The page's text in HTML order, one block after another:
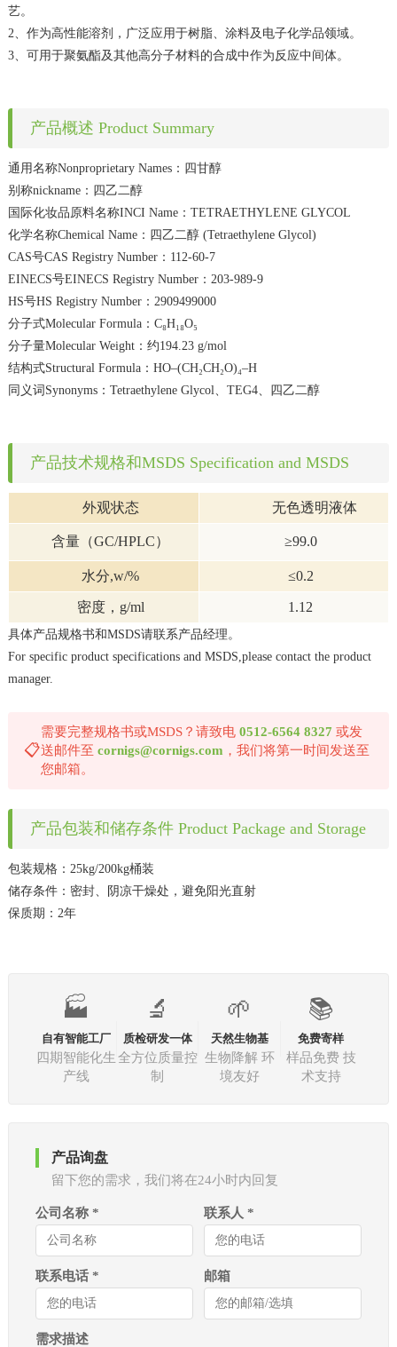
艺。
2、作为高性能溶剂，广泛应用于树脂、涂料及电子化学品领域。
3、可用于聚氨酯及其他高分子材料的合成中作为反应中间体。
产品概述 Product Summary
通用名称Nonproprietary Names：四甘醇
别称nickname：四乙二醇
国际化妆品原料名称INCI Name：TETRAETHYLENE GLYCOL
化学名称Chemical Name：四乙二醇 (Tetraethylene Glycol)
CAS号CAS Registry Number：112-60-7
EINECS号EINECS Registry Number：203-989-9
HS号HS Registry Number：2909499000
分子式Molecular Formula：C₈H₁₈O₅
分子量Molecular Weight：约194.23 g/mol
结构式Structural Formula：HO–(CH₂CH₂O)₄–H
同义词Synonyms：Tetraethylene Glycol、TEG4、四乙二醇
产品技术规格和MSDS Specification and MSDS
外观状态 无色透明液体
含量（GC/HPLC） ≥99.0
水分,w/% ≤0.2
密度， g/ml 1.12
具体产品规格书和MSDS请联系产品经理。
For specific product specifications and MSDS,please contact the product
manager.
📋
需要完整规格书或MSDS？请致电 0512-6564 8327 或发
送邮件至 cornigs@cornigs.com ，我们将第一时间发送至
您邮箱。
产品包装和储存条件 Product Package and Storage
包装规格：25kg/200kg桶装
储存条件：密封、阴凉干燥处，避免阳光直射
保质期：2年
🏭
自有智能工厂
四期智能化生
产线
🔬
质检研发一体
全方位质量控
制
🌱
天然生物基
生物降解 环
境友好
📚
免费寄样
样品免费 技
术支持
产品询盘
留下您的需求，我们将在24小时内回复
公司名称 * 联系人 *
联系电话 * 邮箱
需求描述